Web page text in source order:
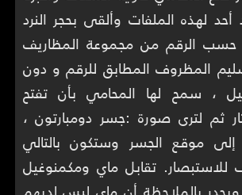
لهذه الملفات وألقى بحجر النرد
حسب الرقم من مجموعة المظاريف
المظروف المطابق للرقم و دون
، سمح لها المحامي بأن تفتح
ثم لترى صورة :جسر دومبارتون ،
موقع الجسر وستكون بالتالي
للاستبصار. تقابل ماي ومكمنوغيل